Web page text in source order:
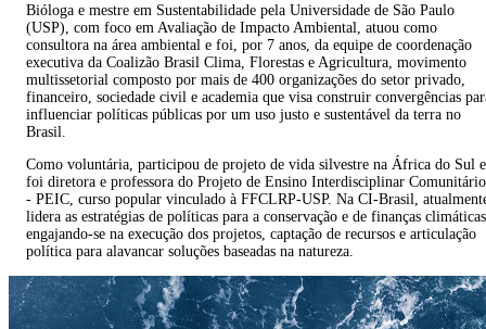
Bióloga e mestre em Sustentabilidade pela Universidade de São Paulo
(USP), com foco em Avaliação de Impacto Ambiental, atuou como
consultora na área ambiental e foi, por 7 anos, da equipe de coordenação
executiva da Coalizão Brasil Clima, Florestas e Agricultura, movimento
multissetorial composto por mais de 400 organizações do setor privado,
financeiro, sociedade civil e academia que visa construir convergências
influenciar políticas públicas por um uso justo e sustentável da terra no
Brasil.
Como voluntária, participou de projeto de vida silvestre na África do Sul e
foi diretora e professora do Projeto de Ensino Interdisciplinar Comunitário
- PEIC, curso popular vinculado à FFCLRP-USP. Na CI-Brasil,
lidera as estratégias de políticas para a conservação e de finanças
engajando-se na execução dos projetos, captação de recursos e articulação
política para alavancar soluções baseadas na natureza.